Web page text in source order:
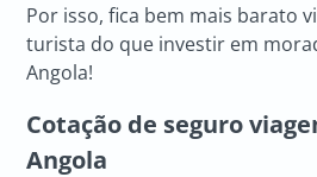
Por isso, fica bem mais barato
turista do que investir em
Angola!
Cotação de seguro
Angola